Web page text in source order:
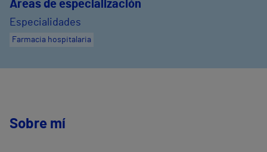
Áreas de especialización
Especialidades
Farmacia hospitalaria
Sobre mí